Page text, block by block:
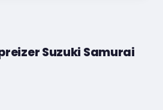
Suzuki Samurai